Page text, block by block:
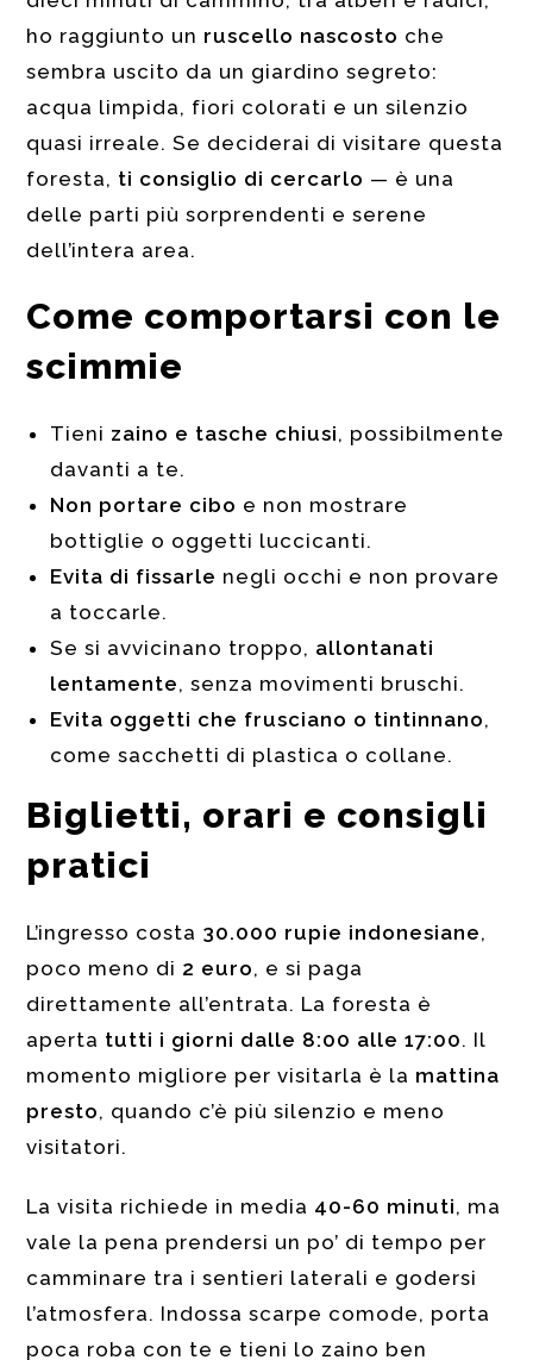
ho raggiunto un ruscello nascosto che
sembra uscito da un giardino segreto:
acqua limpida, fiori colorati e un silenzio
quasi irreale. Se deciderai di visitare questa
foresta, ti consiglio di cercarlo — è una
delle parti più sorprendenti e serene
dell’intera area.
Come comportarsi con le
scimmie
Tieni zaino e tasche chiusi, possibilmente
davanti a te.
Non portare cibo e non mostrare
bottiglie o oggetti luccicanti.
Evita di fissarle negli occhi e non provare
a toccarle.
Se si avvicinano troppo, allontanati
lentamente, senza movimenti bruschi.
Evita oggetti che frusciano o tintinnano,
come sacchetti di plastica o collane.
Biglietti, orari e consigli
pratici
L’ingresso costa 30.000 rupie indonesiane,
poco meno di 2 euro, e si paga
direttamente all’entrata. La foresta è
aperta tutti i giorni dalle 8:00 alle 17:00. Il
momento migliore per visitarla è la mattina
presto, quando c’è più silenzio e meno
visitatori.
La visita richiede in media 40-60 minuti, ma
vale la pena prendersi un po’ di tempo per
camminare tra i sentieri laterali e godersi
l’atmosfera. Indossa scarpe comode, porta
poca roba con te e tieni lo zaino ben